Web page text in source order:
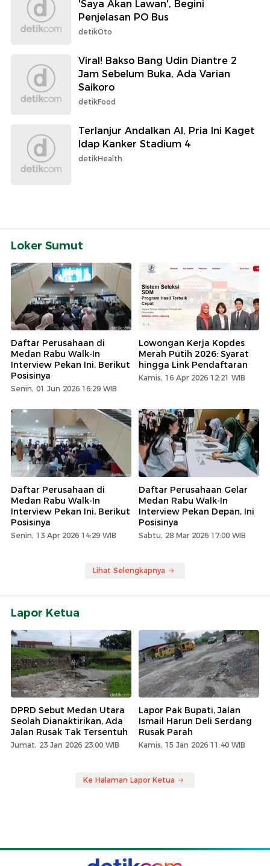
'Saya Akan Lawan', Begini
Penjelasan PO Bus
detikOto
Viral! Bakso Bang Udin Diantre 2
Jam Sebelum Buka, Ada Varian
Saikoro
detikFood
Terlanjur Andalkan AI, Pria Ini Kaget
Idap Kanker Stadium 4
detikHealth
Loker Sumut
Daftar Perusahaan di
Medan Rabu Walk-In
Interview Pekan Ini, Berikut
Posisinya
Senin, 01 Jun 2026 16:29 WIB
Lowongan Kerja Kopdes
Merah Putih 2026: Syarat
hingga Link Pendaftaran
Kamis, 16 Apr 2026 12:21 WIB
Daftar Perusahaan di
Medan Rabu Walk-In
Interview Pekan Ini, Berikut
Posisinya
Senin, 13 Apr 2026 14:29 WIB
Daftar Perusahaan Gelar
Medan Rabu Walk-In
Interview Pekan Depan, Ini
Posisinya
Sabtu, 28 Mar 2026 17:00 WIB
Lihat Selengkapnya
Lapor Ketua
DPRD Sebut Medan Utara
Seolah Dianaktirikan, Ada
Jalan Rusak Tak Tersentuh
Jumat, 23 Jan 2026 23:00 WIB
Lapor Pak Bupati, Jalan
Ismail Harun Deli Serdang
Rusak Parah
Kamis, 15 Jan 2026 11:40 WIB
Ke Halaman Lapor Ketua